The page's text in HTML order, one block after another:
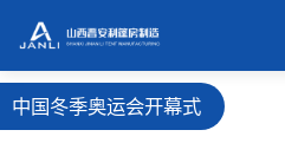
中国冬季奥运会开幕式